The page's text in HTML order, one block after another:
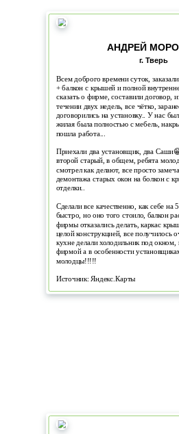
АНДРЕЙ
г. Тверь
Всем доброго времени суток,
+ балкон с крышей и полной
сказать о фирме, составили договор,
течении двух недель, все чётко,
договорились на установку.. У нас
жилая была полностью с мебель,
пошла работа...
Приехали два установщик, два
второй старый, в общем, ребята
смотрел как делают, все просто
демонтажа старых окон на болкон с
отделки..
Сделали все качественно, как себе на
быстро, но оно того стоило, балкон
фирмы отказались делать, каркас
целой конструкцией, все получилось
кухне делали холодильник под
фирмой а в особенности
молодцы!!!!!
Источник: Яндекс.Карты